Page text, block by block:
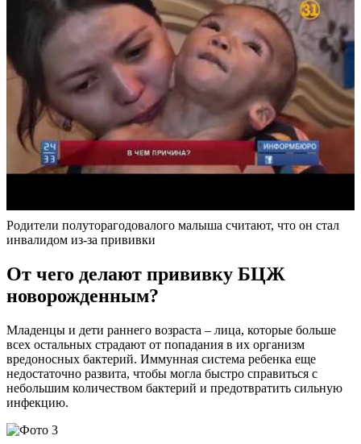
Родители полуторагодовалого малыша считают, что он стал
инвалидом из-за прививки
От чего делают прививку БЦЖ
новорожденным?
Младенцы и дети раннего возраста – лица, которые больше
всех остальных страдают от попадания в их организм
вредоносных бактерий. Иммунная система ребенка еще
недостаточно развита, чтобы могла быстро справиться с
небольшим количеством бактерий и предотвратить сильную
инфекцию.